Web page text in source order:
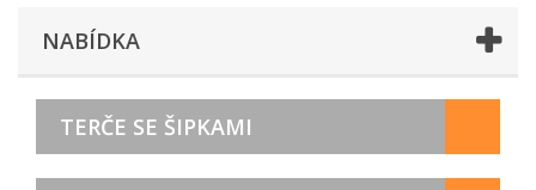
NABÍDKA
TERČE SE ŠIPKAMI